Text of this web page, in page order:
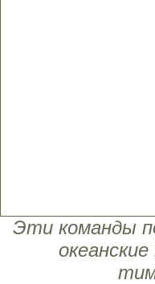
Эти команды